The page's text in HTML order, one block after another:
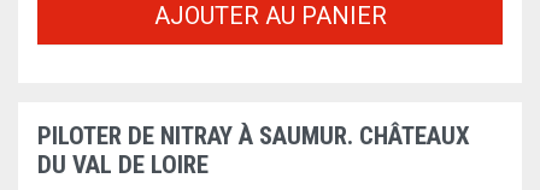
AJOUTER AU PANIER
PILOTER DE NITRAY À SAUMUR. CHÂTEAUX
DU VAL DE LOIRE